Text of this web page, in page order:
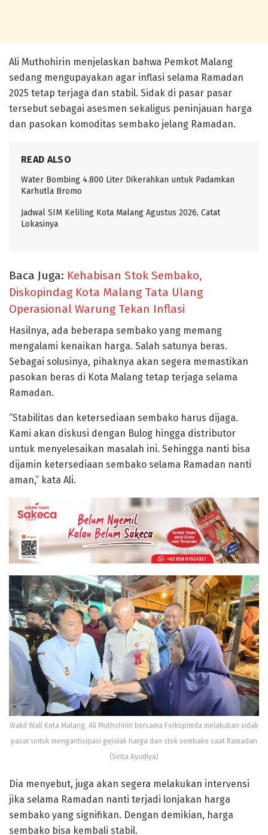
Ali Muthohirin menjelaskan bahwa Pemkot Malang
sedang mengupayakan agar inflasi selama Ramadan
2025 tetap terjaga dan stabil. Sidak di pasar pasar
tersebut sebagai asesmen sekaligus peninjauan harga
dan pasokan komoditas sembako jelang Ramadan.
READ ALSO
Water Bombing 4.800 Liter Dikerahkan untuk Padamkan
Karhutla Bromo
Jadwal SIM Keliling Kota Malang Agustus 2026, Catat
Lokasinya
Baca Juga: Kehabisan Stok Sembako,
Diskopindag Kota Malang Tata Ulang
Operasional Warung Tekan Inflasi
Hasilnya, ada beberapa sembako yang memang
mengalami kenaikan harga. Salah satunya beras.
Sebagai solusinya, pihaknya akan segera memastikan
pasokan beras di Kota Malang tetap terjaga selama
Ramadan.
“Stabilitas dan ketersediaan sembako harus dijaga.
Kami akan diskusi dengan Bulog hingga distributor
untuk menyelesaikan masalah ini. Sehingga nanti bisa
dijamin ketersediaan sembako selama Ramadan nanti
aman,” kata Ali.
Wakil Wali Kota Malang, Ali Muthohirin bersama Forkopimda melakukan sidak
pasar untuk mengantisipasi gejolak harga dan stok sembako saat Ramadan
(Sinta Ayudiya)
Dia menyebut, juga akan segera melakukan intervensi
jika selama Ramadan nanti terjadi lonjakan harga
sembako yang signifikan. Dengan demikian, harga
sembako bisa kembali stabil.